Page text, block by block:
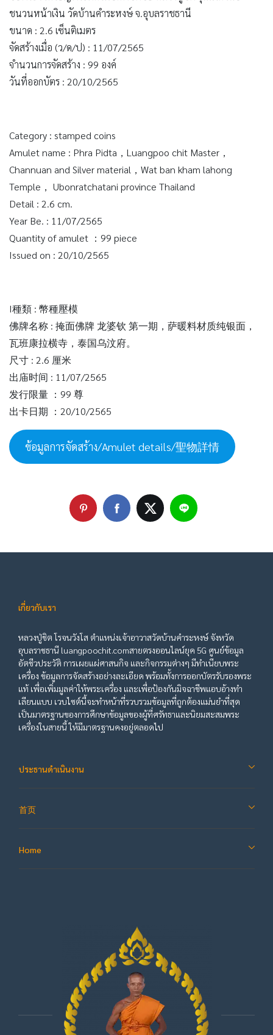
ชนวนหน้าเงิน วัดบ้านคำระหงษ์ จ.อุบลราชธานี
ขนาด : 2.6 เซ็นติเมตร
จัดสร้างเมื่อ (ว/ด/ป) : 11/07/2565
จำนวนการจัดสร้าง : 99 องค์
วันที่ออกบัตร : 20/10/2565
Category : stamped coins
Amulet name : Phra Pidta，Luangpoo chit Master，
Channuan and Silver material，Wat ban kham lahong
Temple， Ubonratchatani province Thailand
Detail : 2.6 cm.
Year Be. : 11/07/2565
Quantity of amulet ：99 piece
Issued on : 20/10/2565
I種類 : 幣種壓模
佛牌名称 : 掩面佛牌 龙婆钦 第一期，萨暖料材质纯银面，
瓦班康拉横寺，泰国乌汶府。
尺寸 : 2.6 厘米
出庙时间 : 11/07/2565
发行限量 ：99 尊
出卡日期 ：20/10/2565
ข้อมูลการจัดสร้าง/Amulet details/聖物詳情
เกี่ยวกับเรา
หลวงปู่ชิต โรจนวังโส ตำแหน่งเจ้าอาวาสวัดบ้านคำระหงษ์ จังหวัด
อุบลราชธานี luangpoochit.comสายตรงออนไลน์ยุค 5G ศูนย์ข้อมูล
อัตชีวประวัติ การเผยแผ่ศาสนกิจ และกิจกรรมต่างๆ มีทำเนียบพระ
เครื่อง ข้อมูลการจัดสร้างอย่างละเอียด พร้อมทั้งการออกบัตรรับรองพระ
แท้ เพื่อเพิ่มมูลค่าให้พระเครื่อง และเพื่อป้องกันมิจฉาชีพแอบอ้างทำ
เลียนแบบ เวบไซต์นี้จะทำหน้าที่รวบรวมข้อมูลที่ถูกต้องแม่นยำที่สุด
เป็นมาตรฐานของการศึกษาข้อมูลของผู้ที่ศรัทธาและนิยมสะสมพระ
เครื่องในสายนี้ ให้มีมาตรฐานคงอยู่ตลอดไป
ประธานดำเนินงาน
首页
Home